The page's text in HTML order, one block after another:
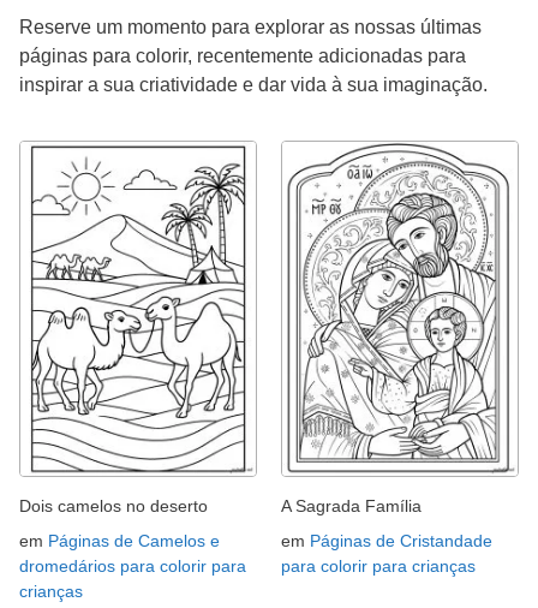
Reserve um momento para explorar as nossas últimas
páginas para colorir, recentemente adicionadas para
inspirar a sua criatividade e dar vida à sua imaginação.
Dois camelos no deserto
em Páginas de Camelos e
dromedários para colorir para
crianças
A Sagrada Família
em Páginas de Cristandade
para colorir para crianças